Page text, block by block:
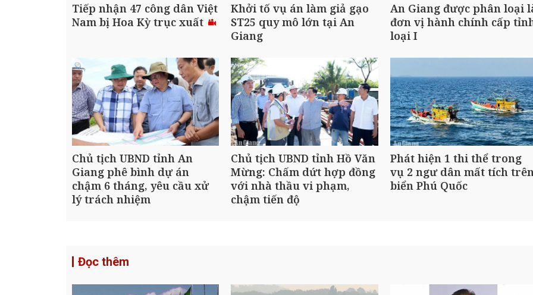
Tiếp nhận 47 công dân Việt
Nam bị Hoa Kỳ trục xuất
Khởi tố vụ án làm giả gạo
ST25 quy mô lớn tại An
Giang
An Giang được phân loại
đơn vị hành chính cấp
loại I
Chủ tịch UBND tỉnh An
Giang phê bình dự án
chậm 6 tháng, yêu cầu xử
lý trách nhiệm
Chủ tịch UBND tỉnh Hồ Văn
Mừng: Chấm dứt hợp đồng
với nhà thầu vi phạm,
chậm tiến độ
Phát hiện 1 thi thể trong
vụ 2 ngư dân mất tích
biển Phú Quốc
Đọc thêm